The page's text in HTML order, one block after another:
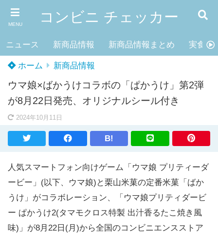
MENU コンビニ チェッカー
ニュース 新商品情報 新商品情報まとめ 実食レ
ホーム 新商品情報
ウマ娘×ばかうけコラボの「ぱかうけ」第2弾
が8月22日発売、オリジナルシール付き
2024年10月11日
B!
人気スマートフォン向けゲーム「ウマ娘 プリティーダ
ービー」(以下、ウマ娘)と栗山米菓の定番米菓「ばか
うけ」がコラボレーション、「ウマ娘プリティダービ
ー ぱかうけ2(タマモクロス特製 出汁香るたこ焼き風
味)」が8月22日(月)から全国のコンビニエンスストア